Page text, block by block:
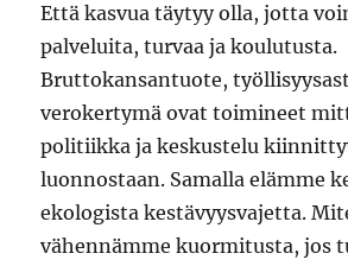
Että kasvua täytyy olla, jotta
palveluita, turvaa ja koulutusta.
Bruttokansantuote,
verokertymä ovat toimineet
politiikka ja keskustelu
luonnostaan. Samalla elämme
ekologista kestävyysvajetta.
vähennämme kuormitusta, jos